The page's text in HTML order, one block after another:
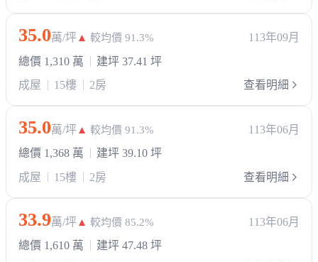
35.0萬/坪▲ 較均價 91.3%
113年09月
總價 1,310 萬
建坪 37.41 坪
成屋
15樓 2房 查看明細
35.0萬/坪▲ 較均價 91.3%
113年06月
總價 1,368 萬
建坪 39.10 坪
成屋
15樓 2房 查看明細
33.9萬/坪▲ 較均價 85.2%
113年06月
總價 1,610 萬
建坪 47.48 坪